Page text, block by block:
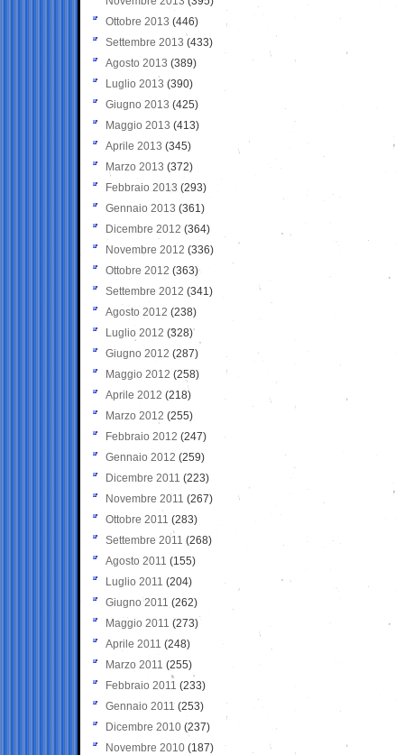
Ottobre 2013 (446)
Settembre 2013 (433)
Agosto 2013 (389)
Luglio 2013 (390)
Giugno 2013 (425)
Maggio 2013 (413)
Aprile 2013 (345)
Marzo 2013 (372)
Febbraio 2013 (293)
Gennaio 2013 (361)
Dicembre 2012 (364)
Novembre 2012 (336)
Ottobre 2012 (363)
Settembre 2012 (341)
Agosto 2012 (238)
Luglio 2012 (328)
Giugno 2012 (287)
Maggio 2012 (258)
Aprile 2012 (218)
Marzo 2012 (255)
Febbraio 2012 (247)
Gennaio 2012 (259)
Dicembre 2011 (223)
Novembre 2011 (267)
Ottobre 2011 (283)
Settembre 2011 (268)
Agosto 2011 (155)
Luglio 2011 (204)
Giugno 2011 (262)
Maggio 2011 (273)
Aprile 2011 (248)
Marzo 2011 (255)
Febbraio 2011 (233)
Gennaio 2011 (253)
Dicembre 2010 (237)
Novembre 2010 (187)